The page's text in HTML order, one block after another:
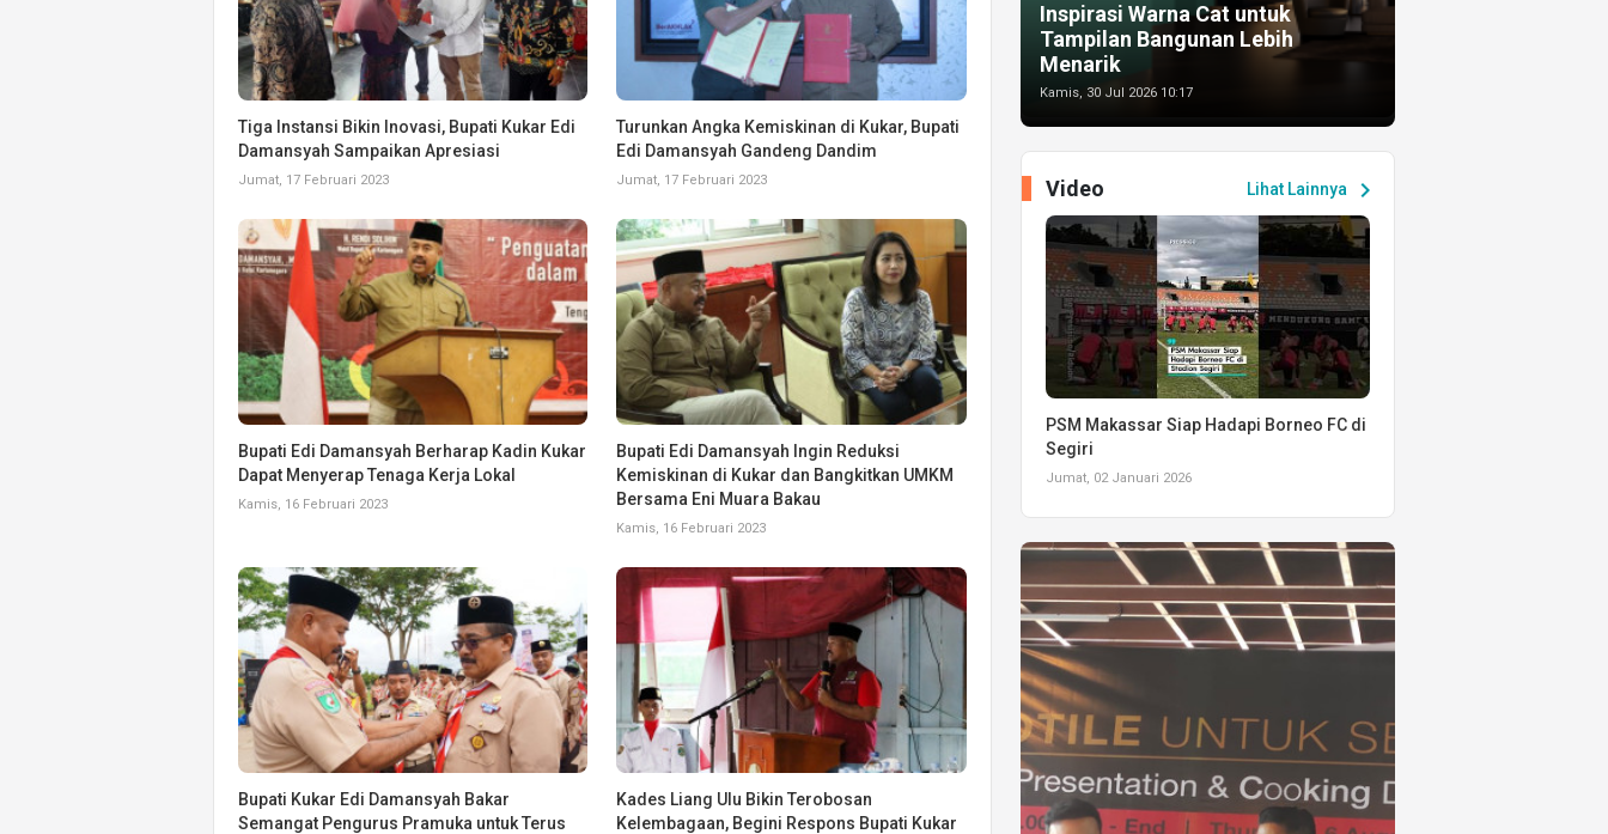
Tiga Instansi Bikin Inovasi, Bupati Kukar Edi
Damansyah Sampaikan Apresiasi
Jumat, 17 Februari 2023
Turunkan Angka Kemiskinan di Kukar, Bupati
Edi Damansyah Gandeng Dandim
Jumat, 17 Februari 2023
Bupati Edi Damansyah Berharap Kadin Kukar
Dapat Menyerap Tenaga Kerja Lokal
Kamis, 16 Februari 2023
Bupati Edi Damansyah Ingin Reduksi
Kemiskinan di Kukar dan Bangkitkan UMKM
Bersama Eni Muara Bakau
Kamis, 16 Februari 2023
Bupati Kukar Edi Damansyah Bakar
Semangat Pengurus Pramuka untuk Terus
Kades Liang Ulu Bikin Terobosan
Kelembagaan, Begini Respons Bupati Kukar
Inspirasi Warna Cat untuk
Tampilan Bangunan Lebih
Menarik
Kamis, 30 Jul 2026 10:17
Lihat Lainnya chevron_right
Video
PSM Makassar Siap Hadapi Borneo FC di
Segiri
Jumat, 02 Januari 2026